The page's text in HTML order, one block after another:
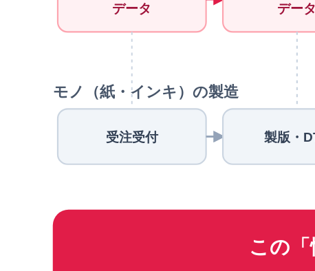
データ
データ
モノ（紙・インキ）の製造
受注受付 製版・
この